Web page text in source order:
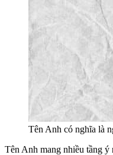
Tên Anh có nghĩa là
Tên Anh mang nhiều tầng